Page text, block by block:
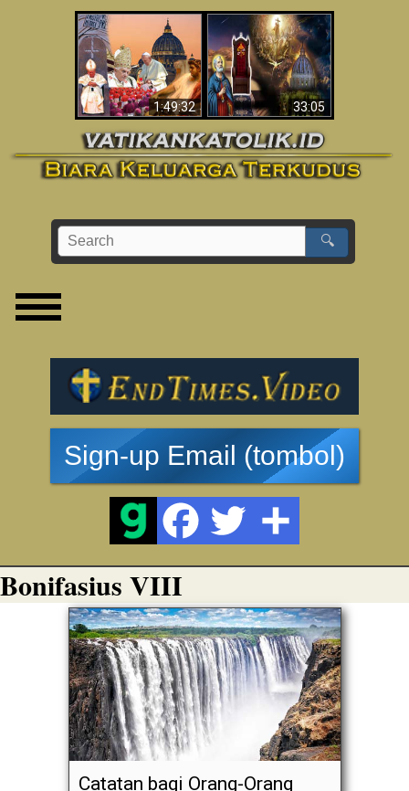
1:49:32
Wahyu di Vatikan
Sekarang
33:05
Apakah Alkitab
Memprediksikan 70
Tahun Tanpa
Seorang Paus?
🔍
Sign-up Email (tombol)
Bonifasius VIII
Catatan bagi Orang-Orang